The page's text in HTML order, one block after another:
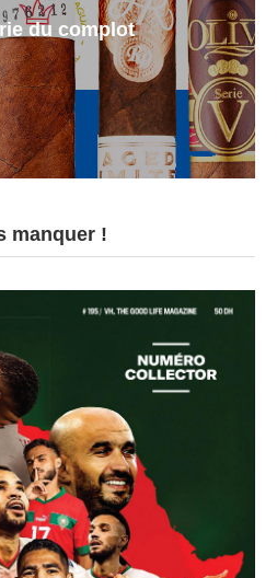
du complot
manquer !